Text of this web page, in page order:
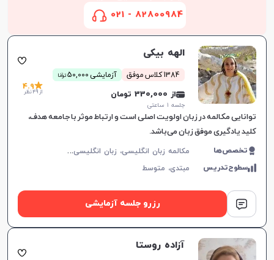
82800984 - 021
الهه بیکی
1384 کلاس موفق آزمایشی 50,000 توما
ن
از 330,000 تومان
جلسه ۱ ساعتی
4.9
از 49 نظر
توانایی مکالمه در زبان اولویت اصلی است و ارتباط موثر با جامعه هدف،
کلید یادگیری موفق زبان می‌باشد.
تخصص‌ها م
کالمه زبان انگلیسی، زبان انگلیسی عمومی، گرامر زبان انگلیسی، زبان انگلیسی آمریکایی، زبان انگلیسی هفتم دبیرستان، زبان انگلیسی هشتم دبیرستان، زبان انگلیسی نهم دبیرستان، زبان انگلیسی دهم دبیرستان، زبان انگلیسی یازدهم دبیرستان، زبان انگلیسی دوازدهم دبیرستان
سطوح‌تدریس مبتدی، متوسط
رزرو جلسه آزمایشی
آزاده روستا